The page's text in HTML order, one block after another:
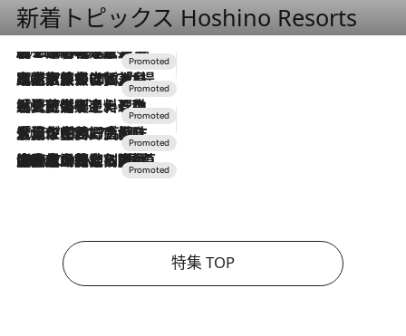
新着トピックス Hoshino Resorts
2026.8.7
【トンボの足水浴】ヒノキの香りに包まれて涼感マックス！約13℃の湧水かけ流しを避暑地「星野温泉 トンボの湯」で体験
2026.7.31
【ホテル帰省】という選択肢をOMOが提案。家族とほどよい距離を保つには「昼は実家、夜は気兼ねなくホテルで！」
2026.7.24
【夏限定ディナーコース】旬を迎える稚鮎や花ズッキーニなどをイタリア・トスカーナの郷土料理の手法で満喫！
2026.7.17
「土佐和ハーブかき氷」がOMO7高知に登場！生姜、山椒、大葉など目にも舌にも涼を呼ぶ郷土の味
2026.7.10
NEW OPEN！【界 草津】名湯の地に誕生。趣の異なる2種の温泉と上州ならではの会席・蕎麦割烹など美食を味わう究極の癒やし旅
特集 TOP